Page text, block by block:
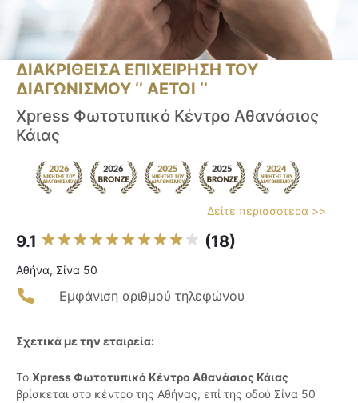
ΔΙΑΚΡΙΘΕΙΣΑ ΕΠΙΧΕΙΡΗΣΗ ΤΟΥ
ΔΙΑΓΩΝΙΣΜΟΥ ‘’ ΑΕΤΟΙ ‘’
Xpress Φωτοτυπικό Κέντρο Αθανάσιος
Κάιας
Δείτε περισσότερα >>
9.1 (18)
Αθήνα, Σίνα 50
Εμφάνιση αριθμού τηλεφώνου
Σχετικά με την εταιρεία:
Το Xpress Φωτοτυπικό Κέντρο Αθανάσιος Κάιας
βρίσκεται στο κέντρο της Αθήνας, επί της οδού Σίνα 50